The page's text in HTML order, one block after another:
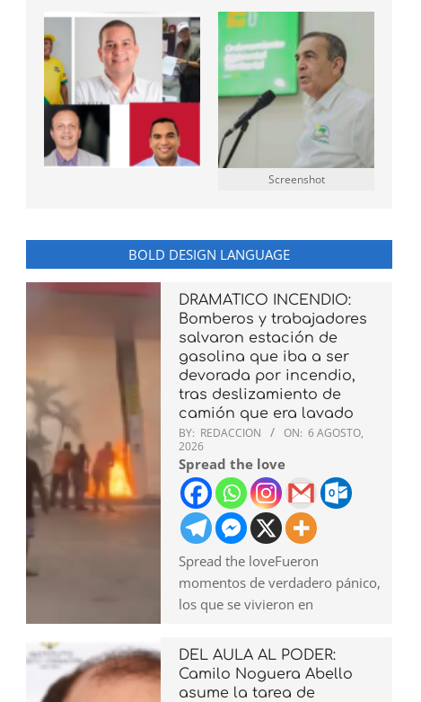
Screenshot
BOLD DESIGN LANGUAGE
DRAMATICO INCENDIO:
Bomberos y trabajadores
salvaron estación de
gasolina que iba a ser
devorada por incendio,
tras deslizamiento de
camión que era lavado
BY: REDACCION ON: 6 AGOSTO,
2026
Spread the love
Spread the loveFueron
momentos de verdadero pánico,
los que se vivieron en
DEL AULA AL PODER:
Camilo Noguera Abello
asume la tarea de